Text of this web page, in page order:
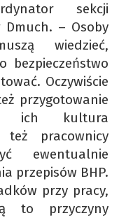
sekcji
– Osoby
wiedzieć,
bezpieczeństwo
Oczywiście
przygotowanie
ich kultura
też pracownicy
ewentualnie
przepisów BHP.
przy pracy,
to przyczyny